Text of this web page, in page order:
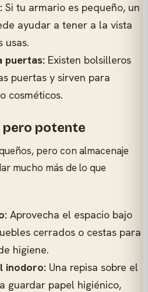
Si tu armario es pequeño, un
ayudar a tener a la vista
usas.
puertas: Existen bolsilleros
puertas y sirven para
cosméticos.
pero potente
pero con almacenaje
mucho más de lo que
Aprovecha el espacio bajo
cerrados o cestas para
higiene.
inodoro: Una repisa sobre el
guardar papel higiénico,